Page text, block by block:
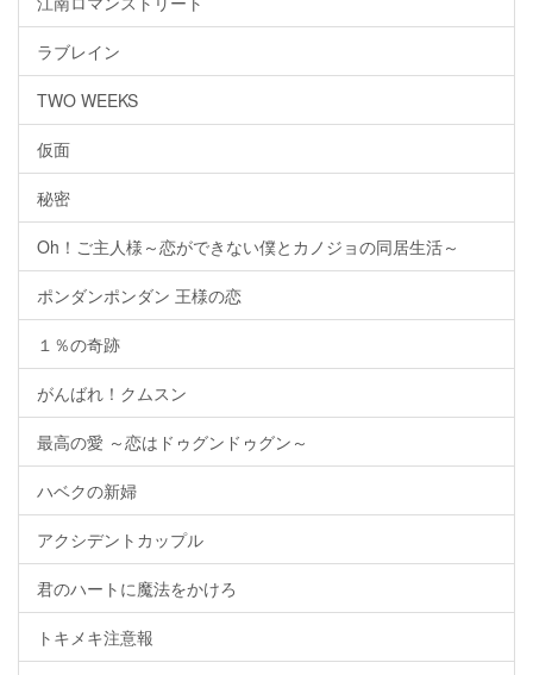
ラブレイン
TWO WEEKS
仮面
秘密
Oh！ご主人様～恋ができない僕とカノジョの同居生活～
ポンダンポンダン 王様の恋
１％の奇跡
がんばれ！クムスン
最高の愛 ～恋はドゥグンドゥグン～
ハベクの新婦
アクシデントカップル
君のハートに魔法をかけろ
トキメキ注意報